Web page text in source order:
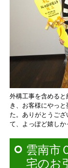
外構工事を含める
き、 お客様にやっと
た。 ありがとうご
て、よっぽど嬉しか
雲南市
宅のお